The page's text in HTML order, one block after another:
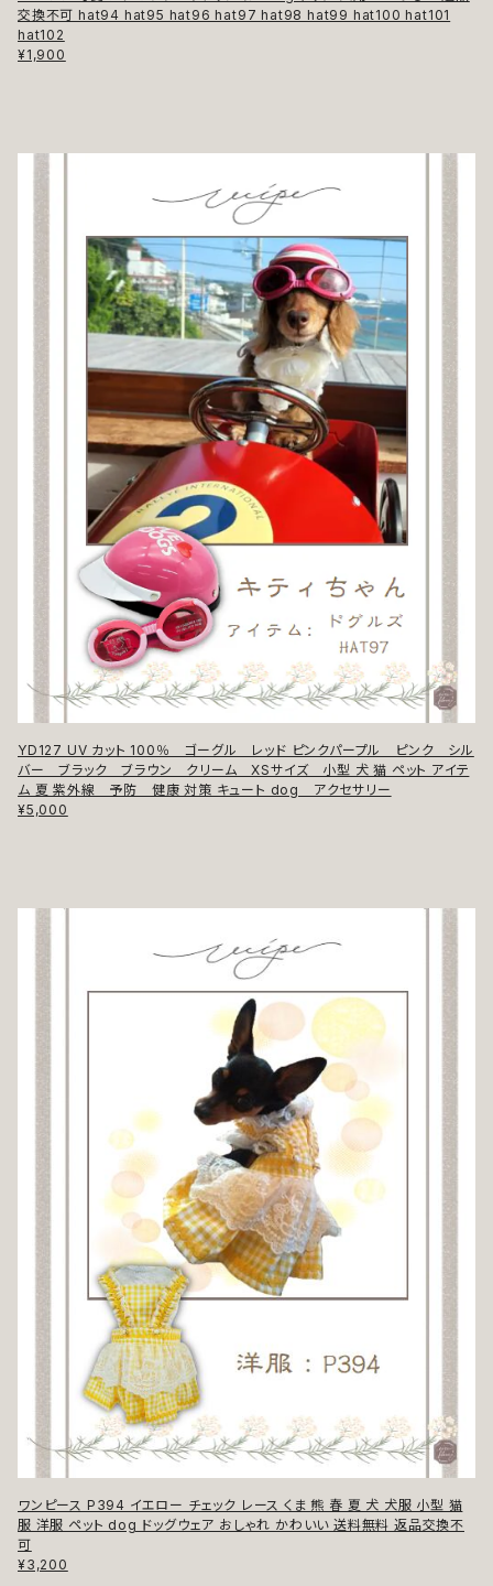
交換不可 hat94 hat95 hat96 hat97 hat98 hat99 hat100 hat101
hat102
¥1,900
YD127 UV カット 100％ ゴーグル レッド ピンクパープル ピンク シル
バー ブラック ブラウン クリーム XSサイズ 小型 犬 猫 ペット アイテ
ム 夏 紫外線 予防 健康 対策 キュート dog アクセサリー
¥5,000
ワンピース P394 イエロー チェック レース くま 熊 春 夏 犬 犬服 小型 猫
服 洋服 ペット dog ドッグウェア おしゃれ かわいい 送料無料 返品交換不
可
¥3,200